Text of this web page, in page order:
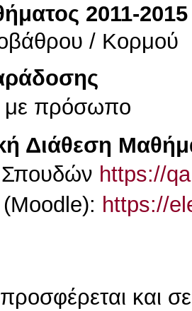
2011-2015
/ Κορμού
πρόσωπο
Διάθεση
https://
https://
και